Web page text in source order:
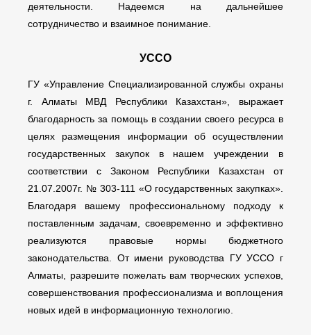
деятельности. Надеемся на дальнейшее
сотрудничество и взаимное понимание.
УССО
ГУ «Управление Специализированной службы охраны
г. Алматы МВД Республики Казахстан», выражает
благодарность за помощь в создании своего ресурса в
целях размещения информации об осуществлении
государственных закупок в нашем учреждении в
соответствии с Законом Республики Казахстан от
21.07.2007г. № 303-111 «О государственных закупках».
Благодаря вашему профессиональному подходу к
поставленным задачам, своевременно и эффективно
реализуются правовые нормы бюджетного
законодательства. От имени руководства ГУ УССО г
Алматы, разрешите пожелать вам творческих успехов,
совершенствования профессионализма и воплощения
новых идей в информационную технологию.